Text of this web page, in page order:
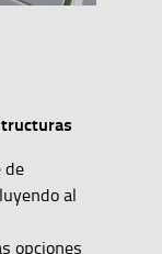
de
al
opciones